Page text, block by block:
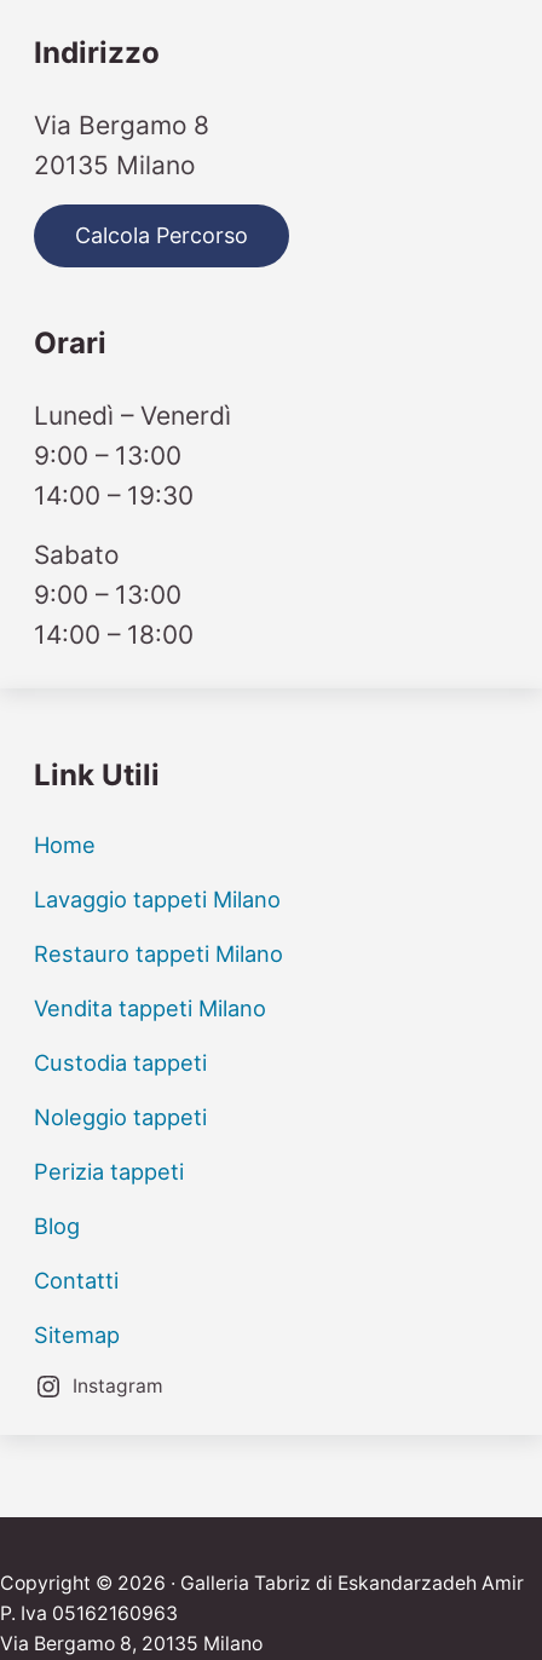
Indirizzo
Via Bergamo 8
20135 Milano
Calcola Percorso
Orari
Lunedì – Venerdì
9:00 – 13:00
14:00 – 19:30
Sabato
9:00 – 13:00
14:00 – 18:00
Link Utili
Home
Lavaggio tappeti Milano
Restauro tappeti Milano
Vendita tappeti Milano
Custodia tappeti
Noleggio tappeti
Perizia tappeti
Blog
Contatti
Sitemap
Instagram
Copyright © 2026 · Galleria Tabriz di Eskandarzadeh Amir
P. Iva 05162160963
Via Bergamo 8, 20135 Milano